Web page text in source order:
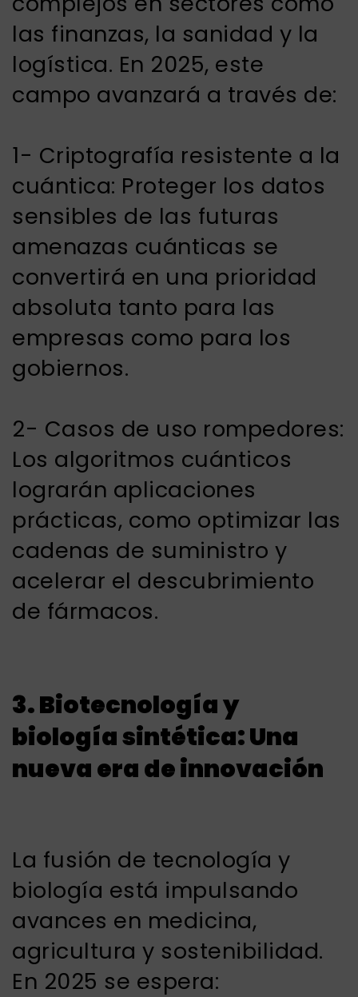
las finanzas, la sanidad y la
logística. En 2025, este
campo avanzará a través de:
1- Criptografía resistente a la
cuántica: Proteger los datos
sensibles de las futuras
amenazas cuánticas se
convertirá en una prioridad
absoluta tanto para las
empresas como para los
gobiernos.
2- Casos de uso rompedores:
Los algoritmos cuánticos
lograrán aplicaciones
prácticas, como optimizar las
cadenas de suministro y
acelerar el descubrimiento
de fármacos.
3. Biotecnología y
biología sintética: Una
nueva era de innovación
La fusión de tecnología y
biología está impulsando
avances en medicina,
agricultura y sostenibilidad.
En 2025 se espera: